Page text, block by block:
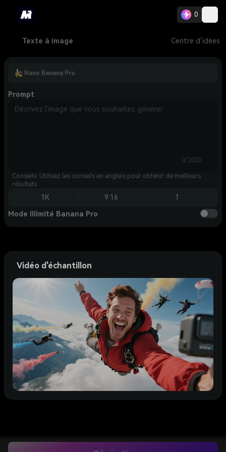
0
Texte à image Centre d’idées
Nano Banana Pro
Prompt
0/2000
Conseils: Utilisez les conseils en anglais pour obtenir de meilleurs
résultats.
1K 9:16 1
Mode Illimité Banana Pro
Vidéo d'échantillon